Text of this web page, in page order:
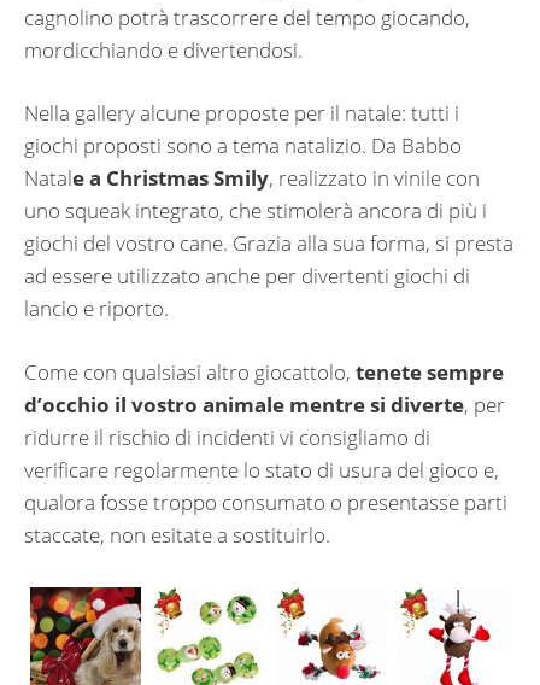
cagnolino potrà trascorrere del tempo giocando,
mordicchiando e divertendosi.
Nella gallery alcune proposte per il natale: tutti i
giochi proposti sono a tema natalizio. Da Babbo
Natale a Christmas Smily, realizzato in vinile con
uno squeak integrato, che stimolerà ancora di più i
giochi del vostro cane. Grazia alla sua forma, si presta
ad essere utilizzato anche per divertenti giochi di
lancio e riporto.
Come con qualsiasi altro giocattolo, tenete sempre
d’occhio il vostro animale mentre si diverte, per
ridurre il rischio di incidenti vi consigliamo di
verificare regolarmente lo stato di usura del gioco e,
qualora fosse troppo consumato o presentasse parti
staccate, non esitate a sostituirlo.